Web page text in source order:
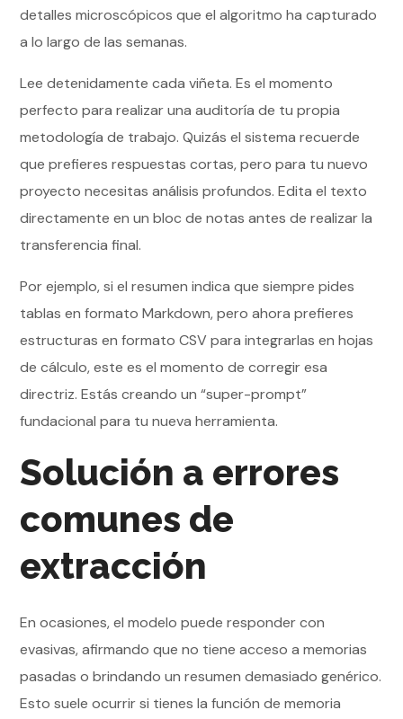
detalles microscópicos que el algoritmo ha capturado
a lo largo de las semanas.
Lee detenidamente cada viñeta. Es el momento
perfecto para realizar una auditoría de tu propia
metodología de trabajo. Quizás el sistema recuerde
que prefieres respuestas cortas, pero para tu nuevo
proyecto necesitas análisis profundos. Edita el texto
directamente en un bloc de notas antes de realizar la
transferencia final.
Por ejemplo, si el resumen indica que siempre pides
tablas en formato Markdown, pero ahora prefieres
estructuras en formato CSV para integrarlas en hojas
de cálculo, este es el momento de corregir esa
directriz. Estás creando un “super-prompt”
fundacional para tu nueva herramienta.
Solución a errores
comunes de
extracción
En ocasiones, el modelo puede responder con
evasivas, afirmando que no tiene acceso a memorias
pasadas o brindando un resumen demasiado genérico.
Esto suele ocurrir si tienes la función de memoria